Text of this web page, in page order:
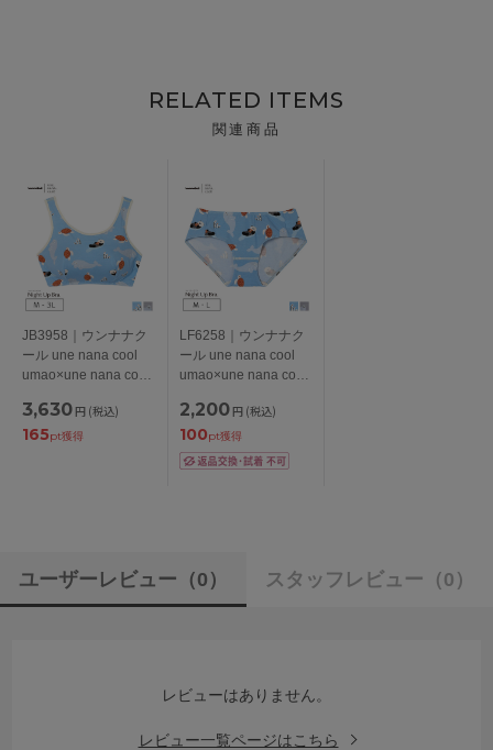
RELATED ITEMS
関連商品
JB3958｜ウンナナク
ール une nana cool
umao×une nana cool
ンワイヤーブラ
M/L/LL/3L
3,630 円 (税込)
165pt獲得
LF6258｜ウンナナク
ール une nana cool
umao×une nana cool
スタンダードショーツ
M/L
2,200 円 (税込)
100pt獲得
ユーザーレビュー （0） スタッフレビュー （0）
レビューはありません。
レビュー一覧ページはこちら